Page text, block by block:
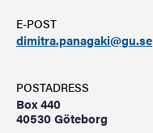
E-POST
dimitra.panagaki@gu.se
POSTADRESS
Box 440
40530 Göteborg